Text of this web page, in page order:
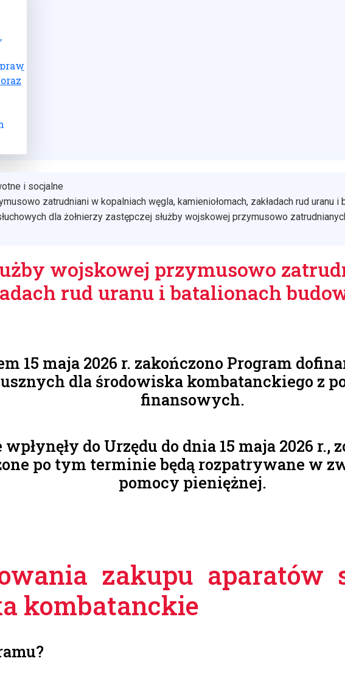
i socjalne
zatrudniani w kopalniach węgla, kamieniołomach, zakładach rud uranu i
dla żołnierzy zastępczej służby wojskowej przymusowo
wojskowej przymusowo
rud uranu i batalionach
15 maja 2026 r. zakończono Program
dla środowiska kombatanckiego z
finansowych.
do Urzędu do dnia 15 maja 2026 r.,
po tym terminie będą rozpatrywane w
pomocy pieniężnej.
zakupu aparatów
kombatanckie